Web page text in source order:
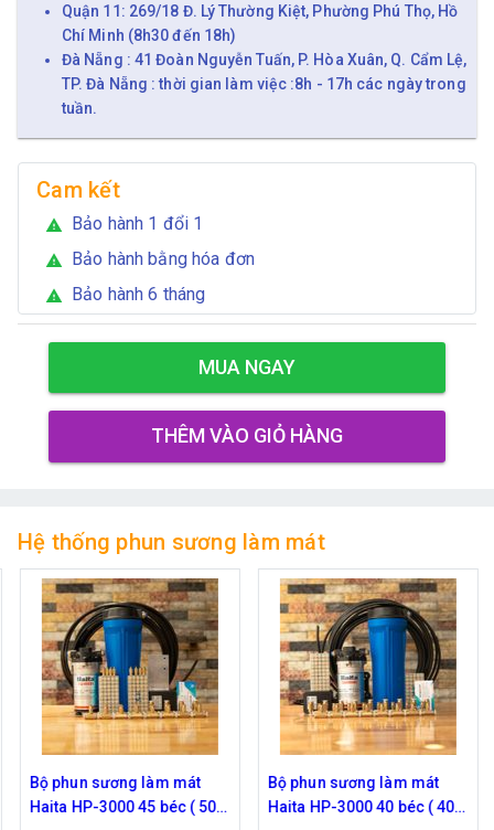
Quận 11: 269/18 Đ. Lý Thường Kiệt, Phường Phú Thọ, Hồ
Chí Minh (8h30 đến 18h)
Đà Nẵng : 41 Đoàn Nguyễn Tuấn, P. Hòa Xuân, Q. Cẩm Lệ,
TP. Đà Nẵng : thời gian làm việc :8h - 17h các ngày trong
tuần.
Cam kết
warning Bảo hành 1 đổi 1
warning Bảo hành bằng hóa đơn
warning Bảo hành 6 tháng
MUA NGAY
THÊM VÀO GIỎ HÀNG
Hệ thống phun sương làm mát
Bộ phun sương làm mát
Haita HP-3000 45 béc ( 50M
Bộ phun sương làm mát
Haita HP-3000 40 béc ( 40M